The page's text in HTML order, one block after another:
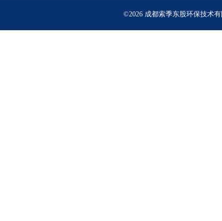
©2026 成都索季东股环保技术